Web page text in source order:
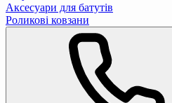
Аксесуари для батутів
Роликові ковзани